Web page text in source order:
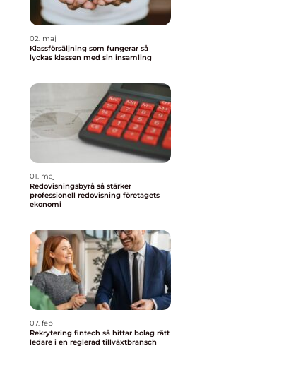
02. maj
Klassförsäljning som fungerar så
lyckas klassen med sin insamling
01. maj
Redovisningsbyrå så stärker
professionell redovisning företagets
ekonomi
07. feb
Rekrytering fintech så hittar bolag rätt
ledare i en reglerad tillväxtbransch